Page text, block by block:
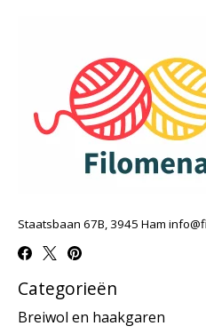
Staatsbaan 67B, 3945 Ham
Categorieën
Breiwol en haakgaren